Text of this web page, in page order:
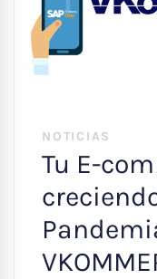
NOTICIAS
Tu E-